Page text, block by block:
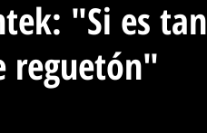
"Si es tan
reguetón"